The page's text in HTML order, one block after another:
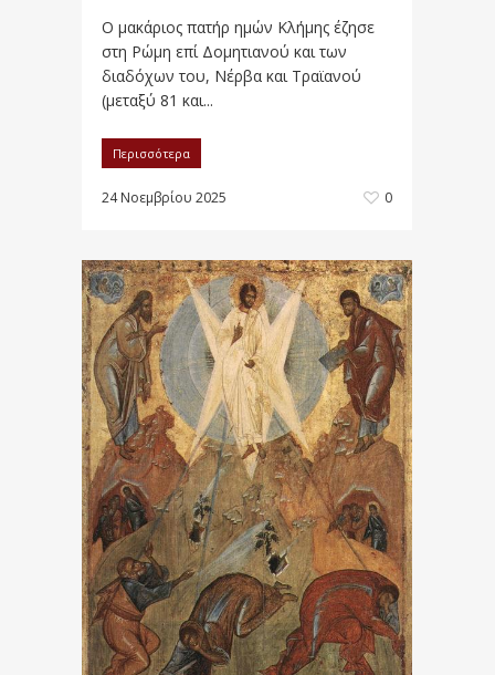
Ο μακάριος πατήρ ημών Κλήμης έζησε
στη Ρώμη επί Δομητιανού και των
διαδόχων του, Νέρβα και Τραϊανού
(μεταξύ 81 και...
Περισσότερα
24 Νοεμβρίου 2025 0